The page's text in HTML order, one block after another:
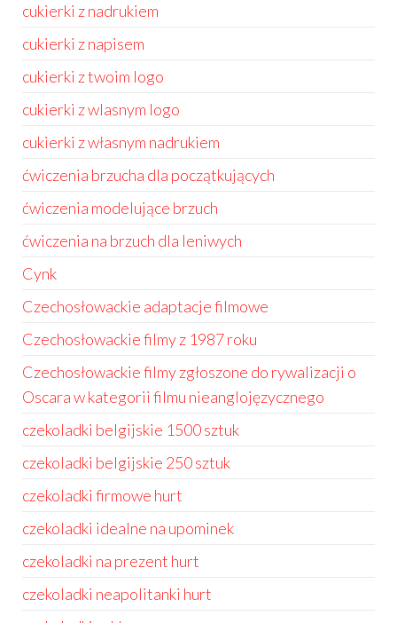
cukierki z nadrukiem
cukierki z napisem
cukierki z twoim logo
cukierki z wlasnym logo
cukierki z własnym nadrukiem
ćwiczenia brzucha dla początkujących
ćwiczenia modelujące brzuch
ćwiczenia na brzuch dla leniwych
Cynk
Czechosłowackie adaptacje filmowe
Czechosłowackie filmy z 1987 roku
Czechosłowackie filmy zgłoszone do rywalizacji o
Oscara w kategorii filmu nieanglojęzycznego
czekoladki belgijskie 1500 sztuk
czekoladki belgijskie 250 sztuk
czekoladki firmowe hurt
czekoladki idealne na upominek
czekoladki na prezent hurt
czekoladki neapolitanki hurt